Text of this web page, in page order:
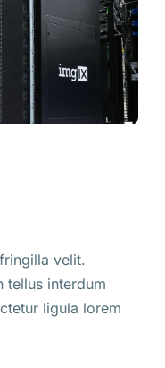
velit.
tellus interdum
ligula lorem